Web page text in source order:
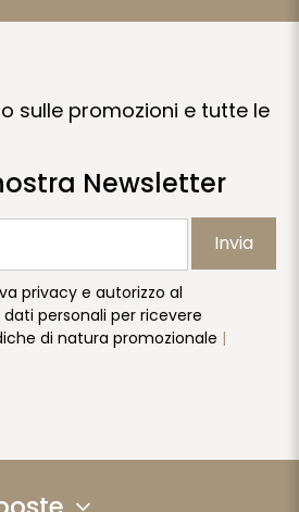
sulle promozioni e tutte le
Newsletter
Invia
privacy e autorizzo al
personali per ricevere
di natura promozionale |